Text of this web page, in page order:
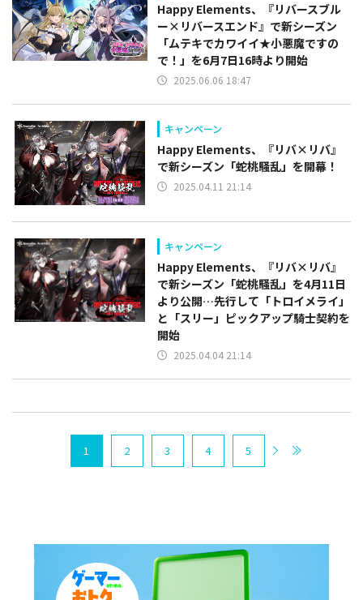
Happy Elements、『リバースブル
ー×リバースエンド』で新シーズン
「ムテキでカワイイ★小悪魔ですの
で！」を6月7日16時より開始
2025.06.06 18:47
キャンペーン
Happy Elements、『リバ×リバ』
で新シーズン「蛇桃騒乱」を開幕！
2025.04.11 21:14
キャンペーン
Happy Elements、『リバ×リバ』
で新シーズン「蛇桃騒乱」を4月11日
より公開…先行して「トロイメライ」
と「スリー」ピックアップ騎士契約を
開始
2025.04.04 21:14
1 2 3 4 5